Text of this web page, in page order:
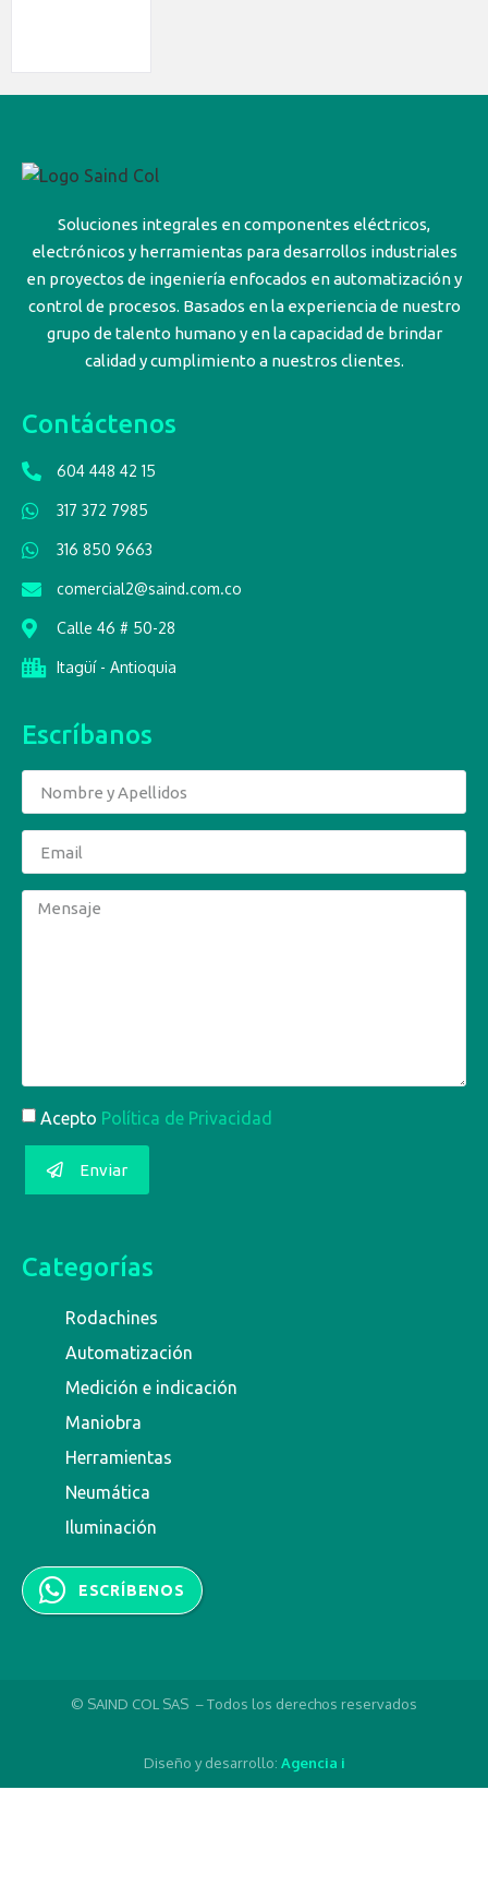
Soluciones integrales en componentes eléctricos,
electrónicos y herramientas para desarrollos industriales
en proyectos de ingeniería enfocados en automatización y
control de procesos. Basados en la experiencia de nuestro
grupo de talento humano y en la capacidad de brindar
calidad y cumplimiento a nuestros clientes.
Contáctenos
604 448 42 15
317 372 7985
316 850 9663
comercial2@saind.com.co
Calle 46 # 50-28
Itagüí - Antioquia
Escríbanos
Acepto Política de Privacidad
Enviar
Categorías
Rodachines
Automatización
Medición e indicación
Maniobra
Herramientas
Neumática
Iluminación
ESCRÍBENOS
© SAIND COL SAS – Todos los derechos reservados
Diseño y desarrollo: Agencia i